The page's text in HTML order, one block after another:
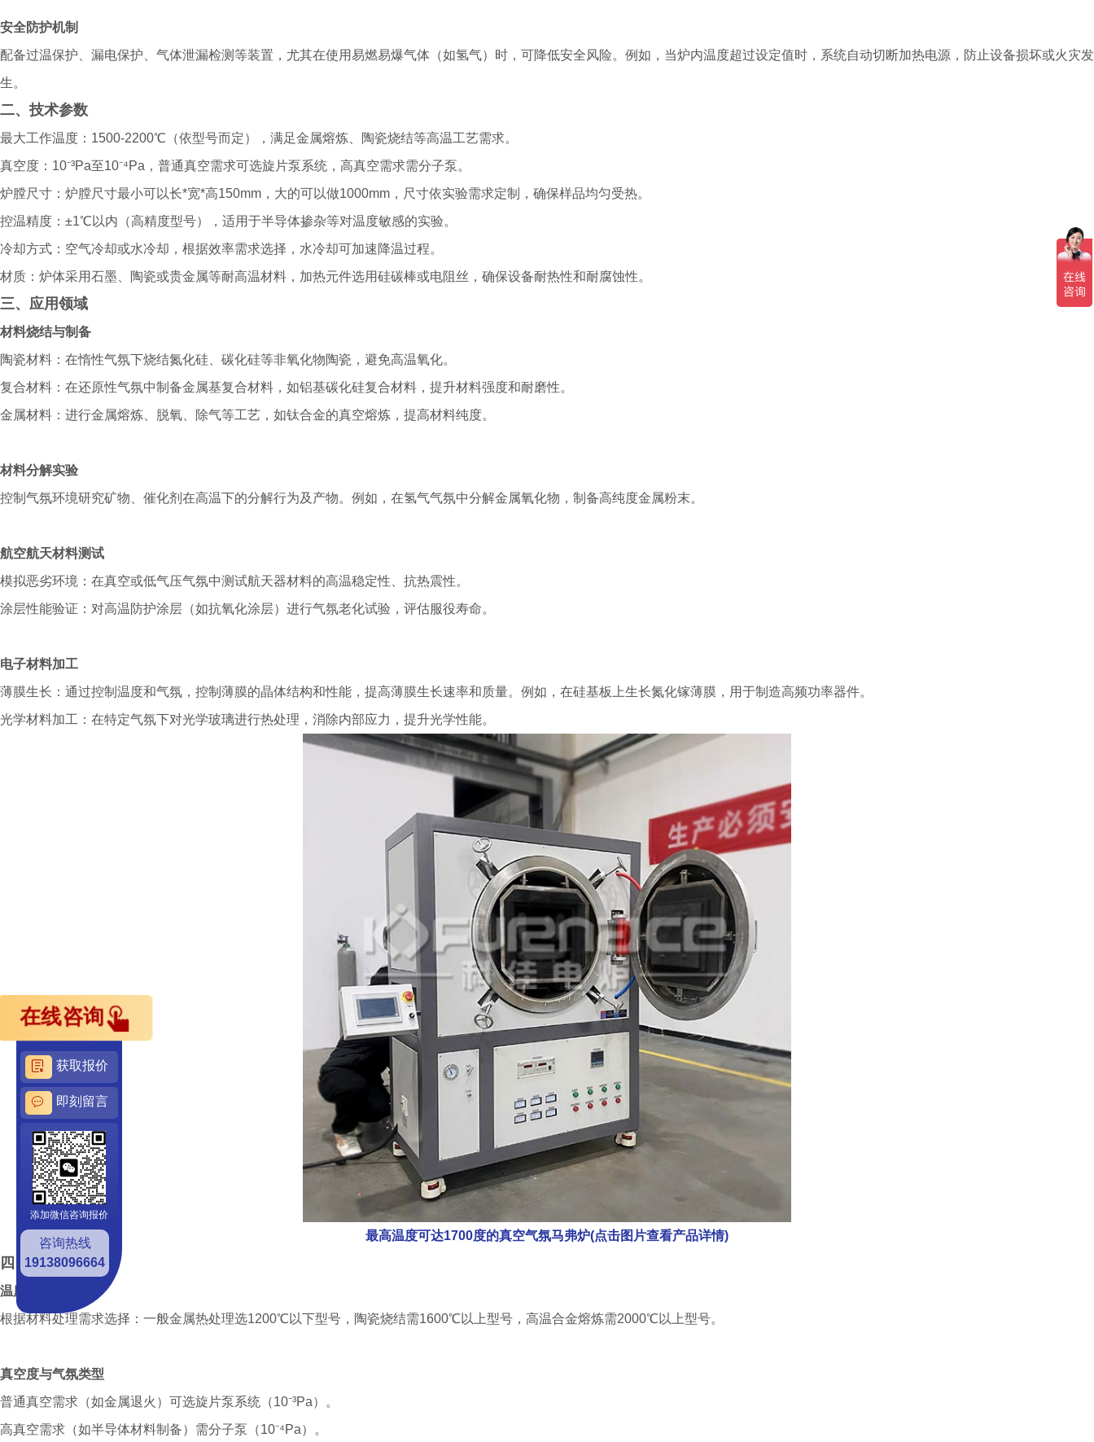
安全防护机制
配备过温保护、漏电保护、气体泄漏检测等装置，尤其在使用易燃易爆气体（如氢气）时，可降低安全风险。例如，当炉内温度超过设定值时，系统自动切断加热电源，防止设备损坏或火灾发
生。
二、技术参数
最大工作温度：1500-2200℃（依型号而定），满足金属熔炼、陶瓷烧结等高温工艺需求。
真空度：10⁻³Pa至10⁻⁴Pa，普通真空需求可选旋片泵系统，高真空需求需分子泵。
炉膛尺寸：炉膛尺寸最小可以长*宽*高150mm，大的可以做1000mm，尺寸依实验需求定制，确保样品均匀受热。
控温精度：±1℃以内（高精度型号），适用于半导体掺杂等对温度敏感的实验。
冷却方式：空气冷却或水冷却，根据效率需求选择，水冷却可加速降温过程。
材质：炉体采用石墨、陶瓷或贵金属等耐高温材料，加热元件选用硅碳棒或电阻丝，确保设备耐热性和耐腐蚀性。
三、应用领域
材料烧结与制备
陶瓷材料：在惰性气氛下烧结氮化硅、碳化硅等非氧化物陶瓷，避免高温氧化。
复合材料：在还原性气氛中制备金属基复合材料，如铝基碳化硅复合材料，提升材料强度和耐磨性。
金属材料：进行金属熔炼、脱氧、除气等工艺，如钛合金的真空熔炼，提高材料纯度。
材料分解实验
控制气氛环境研究矿物、催化剂在高温下的分解行为及产物。例如，在氢气气氛中分解金属氧化物，制备高纯度金属粉末。
航空航天材料测试
模拟恶劣环境：在真空或低气压气氛中测试航天器材料的高温稳定性、抗热震性。
涂层性能验证：对高温防护涂层（如抗氧化涂层）进行气氛老化试验，评估服役寿命。
电子材料加工
薄膜生长：通过控制温度和气氛，控制薄膜的晶体结构和性能，提高薄膜生长速率和质量。例如，在硅基板上生长氮化镓薄膜，用于制造高频功率器件。
光学材料加工：在特定气氛下对光学玻璃进行热处理，消除内部应力，提升光学性能。
最高温度可达1700度的真空气氛马弗炉(点击图片查看产品详情)
四、选型建议
温度范围
根据材料处理需求选择：一般金属热处理选1200℃以下型号，陶瓷烧结需1600℃以上型号，高温合金熔炼需2000℃以上型号。
真空度与气氛类型
普通真空需求（如金属退火）可选旋片泵系统（10⁻³Pa）。
高真空需求（如半导体材料制备）需分子泵（10⁻⁴Pa）。
在线咨询
获取报价
即刻留言
添加微信咨询报价
咨询热线
19138096664